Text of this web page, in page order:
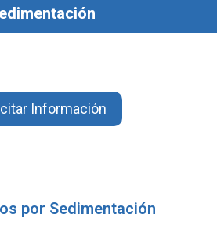
Información
por Sedimentación